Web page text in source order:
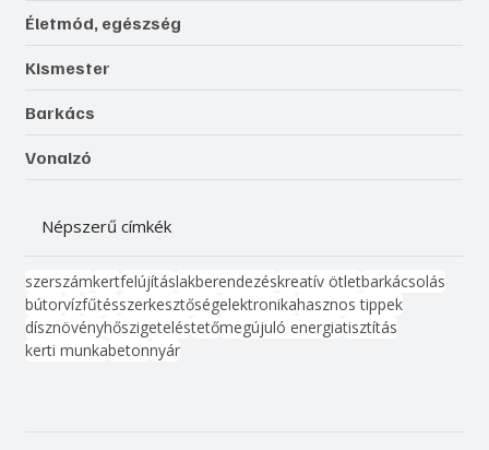
Életmód, egészség
Kismester
Barkács
Vonalzó
Népszerű címkék
szerszámkertfelújításlakberendezéskreatív ötletbarkácsolás
bútorvízfűtésszerkesztőségelektronikahasznos tippek
dísznövényhőszigeteléstetőmegújuló energiatisztítás
kerti munkabetonnyár